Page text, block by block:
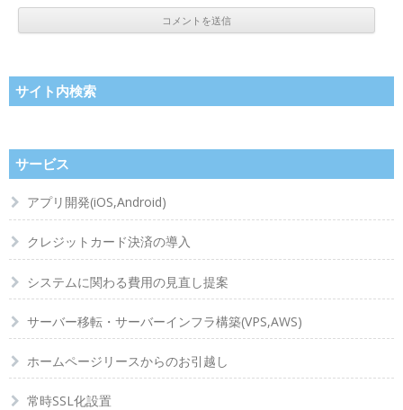
サイト内検索
サービス
アプリ開発(iOS,Android)
クレジットカード決済の導入
システムに関わる費用の見直し提案
サーバー移転・サーバーインフラ構築(VPS,AWS)
ホームページリースからのお引越し
常時SSL化設置